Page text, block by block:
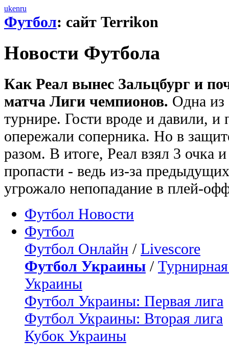
ukenru
Футбол: сайт Terrikon
Новости Футбола
Как Реал вынес Зальцбург и
матча Лиги чемпионов. Одна из
турнире. Гости вроде и давили, и
опережали соперника. Но в
разом. В итоге, Реал взял 3 очка
пропасти - ведь из-за
угрожало непопадание в плей-
Футбол Новости
Футбол
Футбол Онлайн / Livescore
Футбол Украины /
Украины
Футбол Украины: Первая лига
Футбол Украины: Вторая лига
Кубок Украины